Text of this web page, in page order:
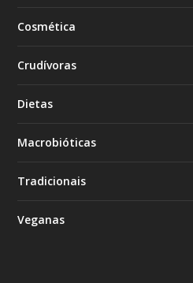
Cosmética
Crudívoras
Dietas
Macrobióticas
Tradicionais
Veganas